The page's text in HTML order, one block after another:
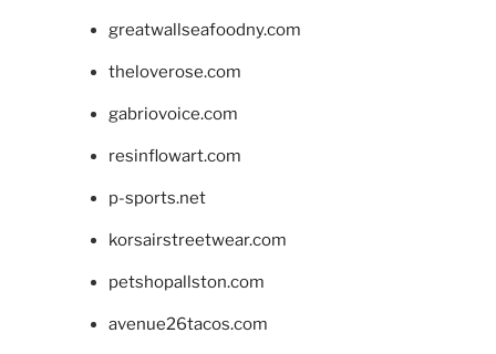
greatwallseafoodny.com
theloverose.com
gabriovoice.com
resinflowart.com
p-sports.net
korsairstreetwear.com
petshopallston.com
avenue26tacos.com